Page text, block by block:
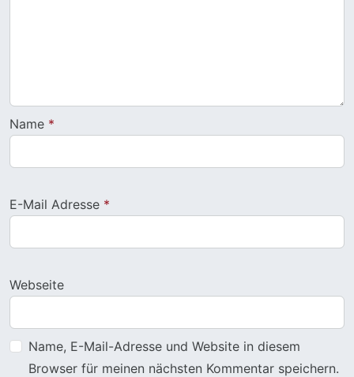
Name *
E-Mail Adresse *
Webseite
Name, E-Mail-Adresse und Website in diesem
Browser für meinen nächsten Kommentar speichern.